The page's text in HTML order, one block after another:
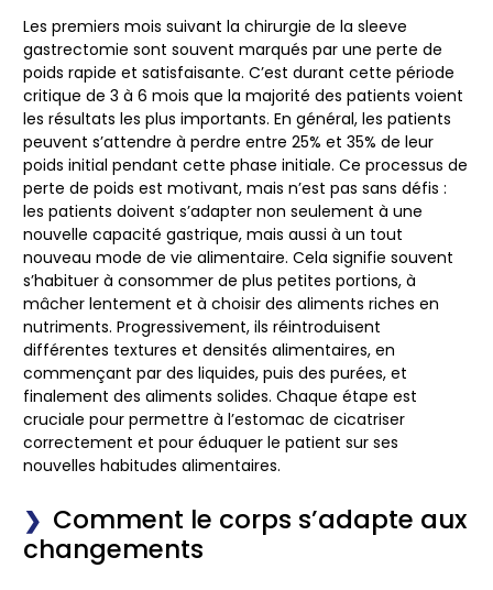
Les premiers mois suivant la chirurgie de la sleeve
gastrectomie sont souvent marqués par une perte de
poids rapide et satisfaisante. C’est durant cette période
critique de 3 à 6 mois que la majorité des patients voient
les résultats les plus importants. En général, les patients
peuvent s’attendre à perdre entre 25% et 35% de leur
poids initial pendant cette phase initiale. Ce processus de
perte de poids est motivant, mais n’est pas sans défis :
les patients doivent s’adapter non seulement à une
nouvelle capacité gastrique, mais aussi à un tout
nouveau mode de vie alimentaire. Cela signifie souvent
s’habituer à consommer de plus petites portions, à
mâcher lentement et à choisir des aliments riches en
nutriments. Progressivement, ils réintroduisent
différentes textures et densités alimentaires, en
commençant par des liquides, puis des purées, et
finalement des aliments solides. Chaque étape est
cruciale pour permettre à l’estomac de cicatriser
correctement et pour éduquer le patient sur ses
nouvelles habitudes alimentaires.
Comment le corps s’adapte aux
changements